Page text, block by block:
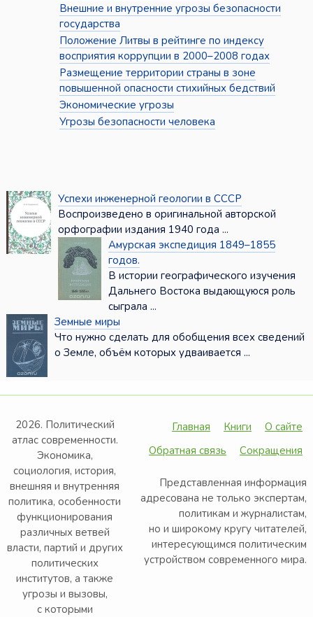
Внешние и внутренние угрозы безопасности
государства
Положение Литвы в рейтинге по индексу
восприятия коррупции в 2000–2008 годах
Размещение территории страны в зоне
повышенной опасности стихийных бедствий
Экономические угрозы
Угрозы безопасности человека
Успехи инженерной геологии в СССР
Воспроизведено в оригинальной авторской
орфографии издания 1940 года ...
Амурская экспедиция 1849–1855
годов.
В истории географического изучения
Дальнего Востока выдающуюся роль
сыграла ...
Земные миры
Что нужно сделать для обобщения всех сведений
о Земле, объём которых удваивается ...
2026. Политический
атлас современности.
Экономика,
социология, история,
внешняя и внутренняя
политика, особенности
функционирования
различных ветвей
власти, партий и других
политических
институтов, а также
угрозы и вызовы,
с которыми
Главная Книги
О сайте
Обратная связь
Сокращения
Представленная информация
адресована не только экспертам,
политикам и журналистам,
но и широкому кругу читателей,
интересующимся политическим
устройством современного мира.